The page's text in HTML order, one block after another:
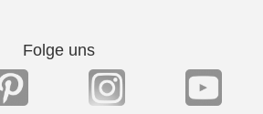
Folge uns